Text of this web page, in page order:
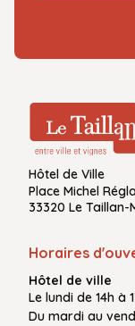
Hôtel de Ville
Place Michel
33320 Le Taillan-
Horaires
Hôtel de ville
Le lundi de 14h à
Du mardi au